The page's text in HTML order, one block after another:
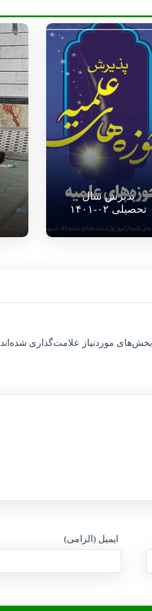
پذیرش سال
تحصیلی ۰۲-۱۴۰۱
بخش‌های موردنیاز علامت‌گذاری شده‌اند
ایمیل (الزامی)